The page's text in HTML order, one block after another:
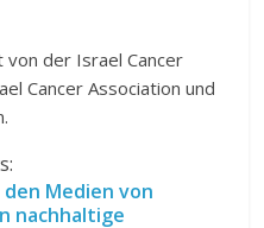
der Israel Cancer
Cancer Association und
Medien von
nachhaltige